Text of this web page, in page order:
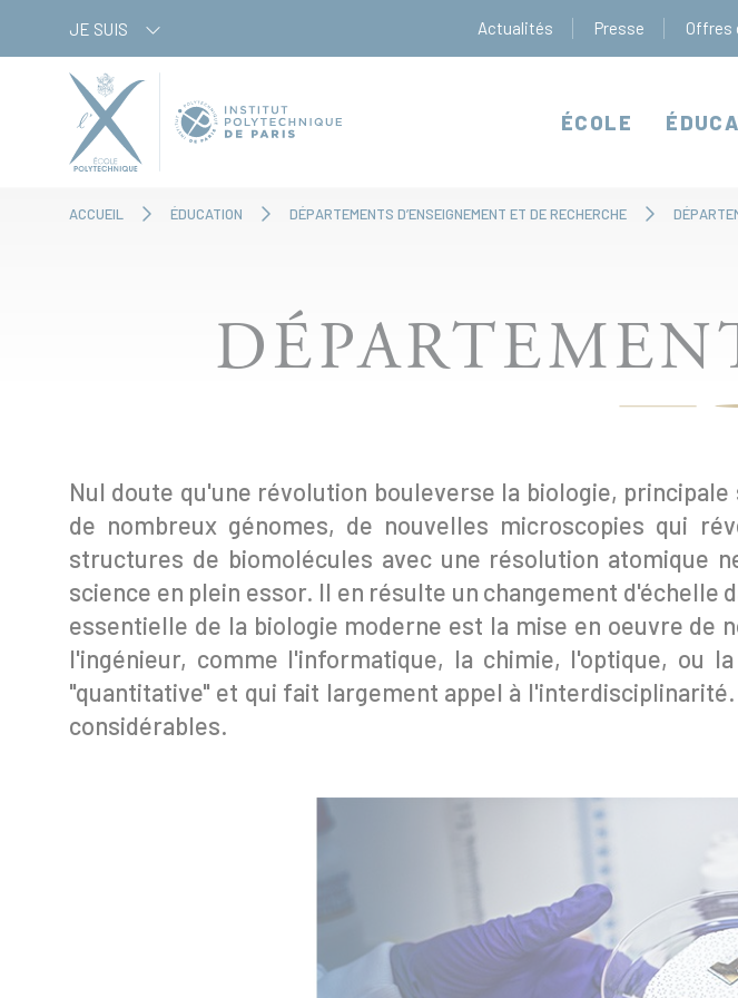
JE SUIS Actualités Presse Offres
ÉCOLE
ACCUEIL ÉDUCATION DÉPARTEMENTS D’ENSEIGNEMENT ET DE RECHERCHE
Nul doute qu'une révolution bouleverse la biologie,
de nombreux génomes, de nouvelles microscopies qui
structures de biomolécules avec une résolution atomique
science en plein essor. Il en résulte un changement
essentielle de la biologie moderne est la mise en oeuvre
l'ingénieur, comme l'informatique, la chimie, l'optique, ou
"quantitative" et qui fait largement appel à
considérables.